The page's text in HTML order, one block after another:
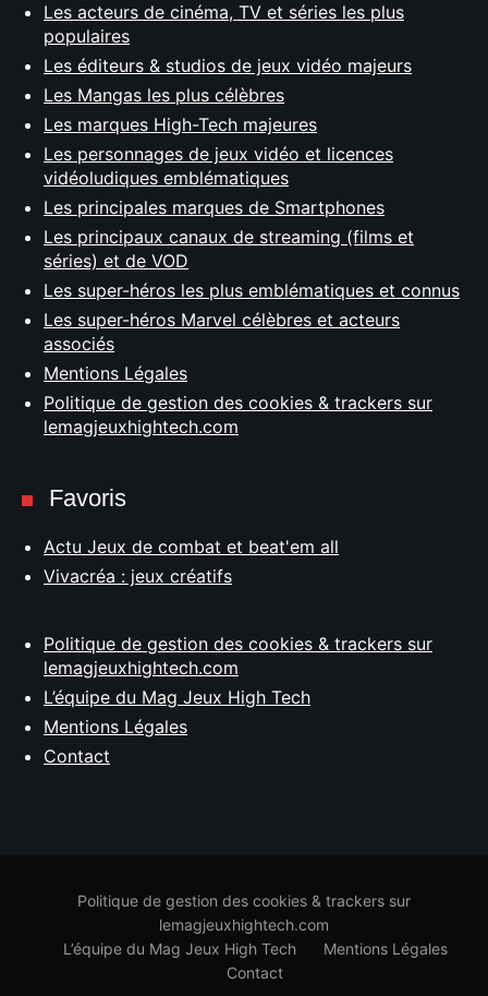
Les acteurs de cinéma, TV et séries les plus
populaires
Les éditeurs & studios de jeux vidéo majeurs
Les Mangas les plus célèbres
Les marques High-Tech majeures
Les personnages de jeux vidéo et licences
vidéoludiques emblématiques
Les principales marques de Smartphones
Les principaux canaux de streaming (films et
séries) et de VOD
Les super-héros les plus emblématiques et connus
Les super-héros Marvel célèbres et acteurs
associés
Mentions Légales
Politique de gestion des cookies & trackers sur
lemagjeuxhightech.com
Favoris
Actu Jeux de combat et beat'em all
Vivacréa : jeux créatifs
Politique de gestion des cookies & trackers sur
lemagjeuxhightech.com
L’équipe du Mag Jeux High Tech
Mentions Légales
Contact
Politique de gestion des cookies & trackers sur
lemagjeuxhightech.com
L’équipe du Mag Jeux High Tech
Mentions Légales
Contact